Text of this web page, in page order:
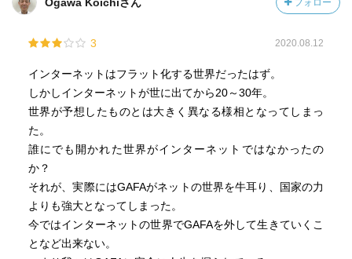
フォロー
3 2020.08.12
インターネットはフラット化する世界だったはず。
しかしインターネットが世に出てから20～30年。
世界が予想したものとは大きく異なる様相となってしまっ
た。
誰にでも開かれた世界がインターネットではなかったの
か？
それが、実際にはGAFAがネットの世界を牛耳り、国家の力
よりも強大となってしまった。
今ではインターネットの世界でGAFAを外して生きていくこ
となど出来ない。